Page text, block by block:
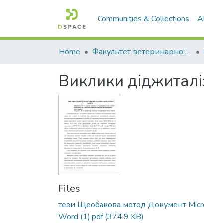
Communities & Collections
Home Факультет ветеринарної медицини
Виклики
Files
тези Щеобакова метод Документ
Word (1).pdf(374.9 KB)